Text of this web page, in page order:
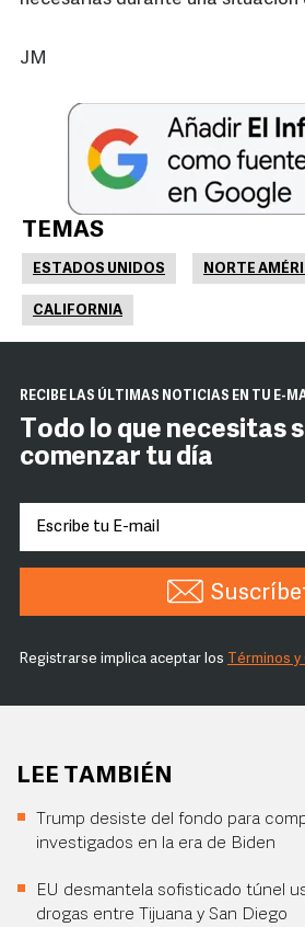
JM
TEMAS
ESTADOS UNIDOS NORTE
CALIFORNIA
RECIBE LAS ÚLTIMAS NOTICIAS EN TU E-
Todo lo que necesitas
comenzar tu día
Registrarse implica aceptar los Términos
LEE TAMBIÉN
Trump desiste del fondo para
investigados en la era de Biden
EU desmantela sofisticado túnel
drogas entre Tijuana y San Diego